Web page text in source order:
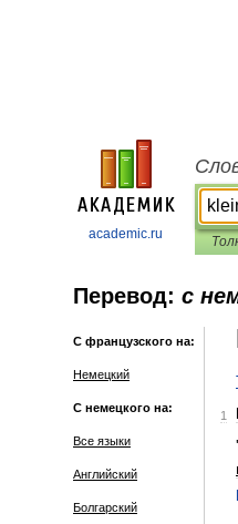
academic.ru
Перевод: с
С французского на:
Немецкий
С немецкого на:
Все языки
Английский
Болгарский
1
'